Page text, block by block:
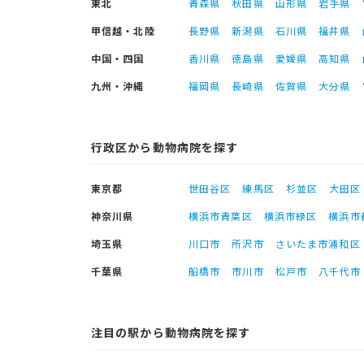
東北 青森県 秋田県 山形県 岩手県
甲信越・北陸
長野県 新潟県 石川県 福井県
中国・四国
香川県 徳島県 愛媛県 高知県
九州・沖縄
福岡県 長崎県 佐賀県 大分県
行政区から動物病院を探す
東京都 世田谷区 練馬区 杉並区
大田区
神奈川県
横浜市青葉区 横浜市緑区
横浜市
埼玉県
川口市 所沢市
さいたま市浦和区
千葉県
船橋市 市川市 松戸市 八千代市
注目の駅から動物病院を探す